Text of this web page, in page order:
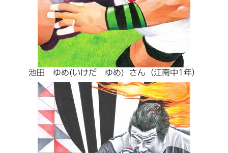
池田 ゆめ(いけだ ゆめ) さん（江南中1年）